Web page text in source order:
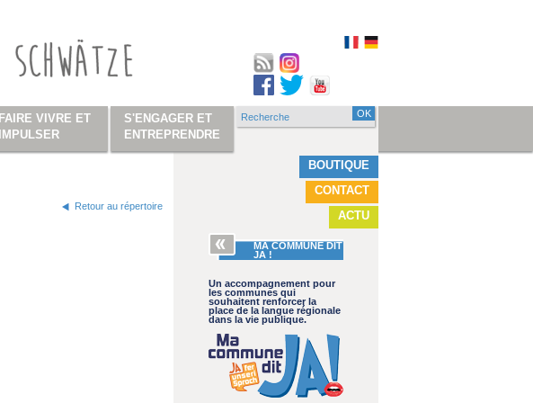
BOUTIQUE
CONTACT
ACTU
MA COMMUNE DIT
JA !
Un accompagnement pour
les communes qui
souhaitent renforcer la
place de la langue régionale
dans la vie publique.
Retour au répertoire
FAIRE VIVRE ET
IMPULSER
S'ENGAGER ET
ENTREPRENDRE
Formulaire de
Recherche